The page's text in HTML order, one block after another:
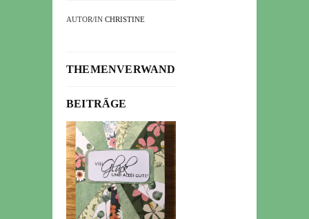
AUTOR/IN CHRISTINE
THEMENVERWANDTE
BEITRÄGE